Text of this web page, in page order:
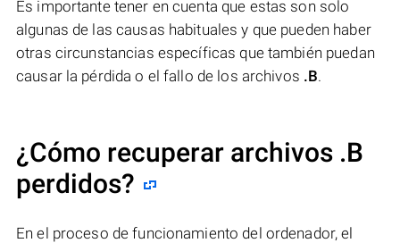
Es importante tener en cuenta que estas son solo
algunas de las causas habituales y que pueden haber
otras circunstancias específicas que también puedan
causar la pérdida o el fallo de los archivos .B.
¿Cómo recuperar archivos .B
perdidos?
En el proceso de funcionamiento del ordenador, el